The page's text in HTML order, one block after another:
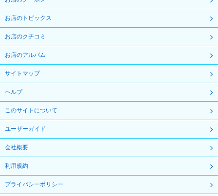
お店のトピックス
お店のクチコミ
お店のアルバム
サイトマップ
ヘルプ
このサイトについて
ユーザーガイド
会社概要
利用規約
プライバシーポリシー